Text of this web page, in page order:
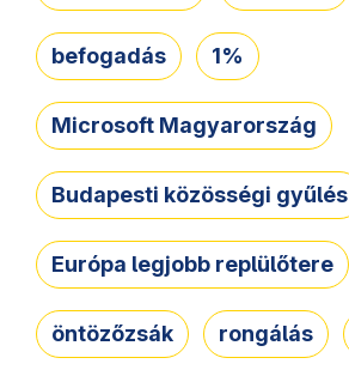
befogadás 1%
Microsoft Magyarország
Budapesti közösségi gyűlés
Európa legjobb replülőtere
öntözőzsák rongálás